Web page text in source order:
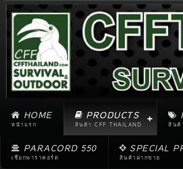
HOME
หน้าแรก
PRODUCTS
สินค้า CFF THAILAND สินค้
PARACORD 550
เชือกพาราคอร์ด
SPECIAL
สินค้าฝากขาย